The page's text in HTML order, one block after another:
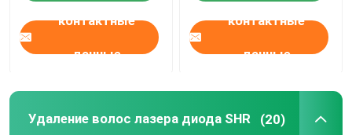
контактные
данные
контактные
данные
Удаление волос лазера диода SHR (20)